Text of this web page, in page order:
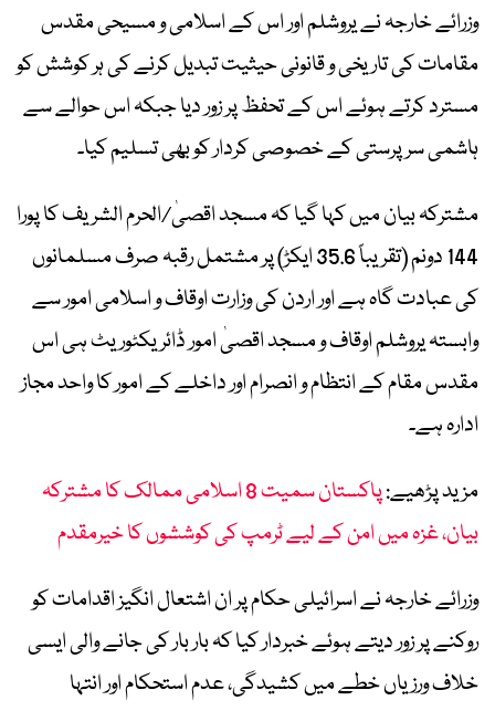
وزرائے خارجہ نے یروشلم اور اس کے اسلامی و مسیحی مقدس
مقامات کی تاریخی و قانونی حیثیت تبدیل کرنے کی ہر کوشش کو
مسترد کرتے ہوئے اس کے تحفظ پر زور دیا جبکہ اس حوالے سے
ہاشمی سرپرستی کے خصوصی کردار کو بھی تسلیم کیا۔
مشترکہ بیان میں کہا گیا کہ مسجد اقصیٰ/الحرم الشریف کا پورا
144 دونم (تقریباً 35.6 ایکڑ) پر مشتمل رقبہ صرف مسلمانوں
کی عبادت گاہ ہے اور اردن کی وزارت اوقاف و اسلامی امور سے
وابستہ یروشلم اوقاف و مسجد اقصیٰ امور ڈائریکٹوریٹ ہی اس
مقدس مقام کے انتظام و انصرام اور داخلے کے امور کا واحد مجاز
ادارہ ہے۔
مزید پڑھیے:
پاکستان سمیت 8 اسلامی ممالک کا مشترکہ
بیان، غزہ میں امن کے لیے ٹرمپ کی کوششوں کا خیرمقدم
وزرائے خارجہ نے اسرائیلی حکام پر ان اشتعال انگیز اقدامات کو
روکنے پر زور دیتے ہوئے خبردار کیا کہ بار بار کی جانے والی ایسی
خلاف ورزیاں خطے میں کشیدگی، عدم استحکام اور انتہا